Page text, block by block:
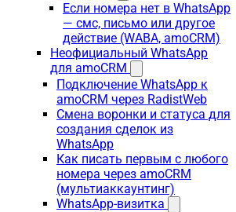
Если номера нет в WhatsApp
— смс, письмо или другое
действие (WABA, amoCRM)
Неофициальный WhatsApp
для amoCRM
Подключение WhatsApp к
amoCRM через RadistWeb
Смена воронки и статуса для
создания сделок из
WhatsApp
Как писать первым с любого
номера через amoCRM
(мультиаккаунтинг)
WhatsApp-визитка